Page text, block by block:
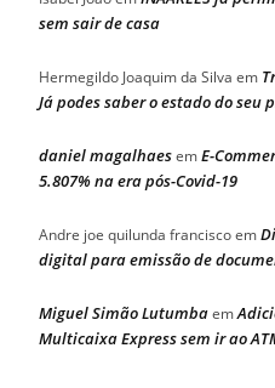
sem sair de casa
Hermegildo Joaquim da Silva em
Já podes saber o estado do seu
daniel magalhaesemE-
5.807% na era pós-Covid-19
Andre joe quilunda franciscoem
digital para emissão de
Miguel Simão Lutumbaem
Multicaixa Express sem ir ao